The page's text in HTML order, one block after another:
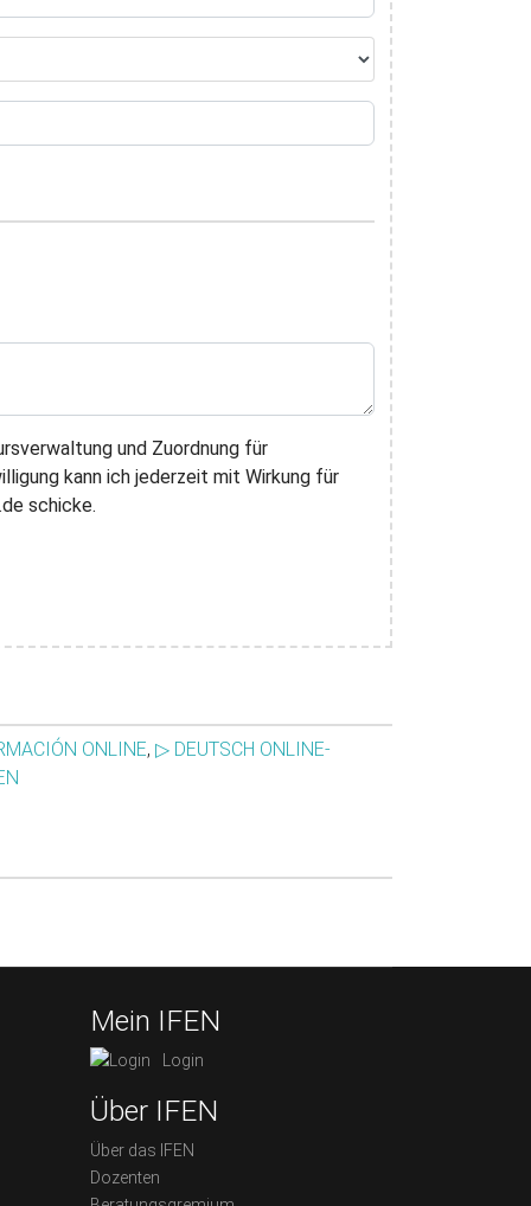
und Zuordnung für
kann ich jederzeit mit Wirkung für
schicke.
ONLINE, ▷ DEUTSCH ONLINE-
Mein IFEN
Login
Über IFEN
Über das IFEN
Dozenten